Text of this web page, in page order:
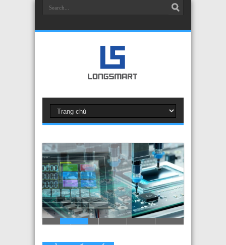
Bộ điều khiển LS 3 STEP V2